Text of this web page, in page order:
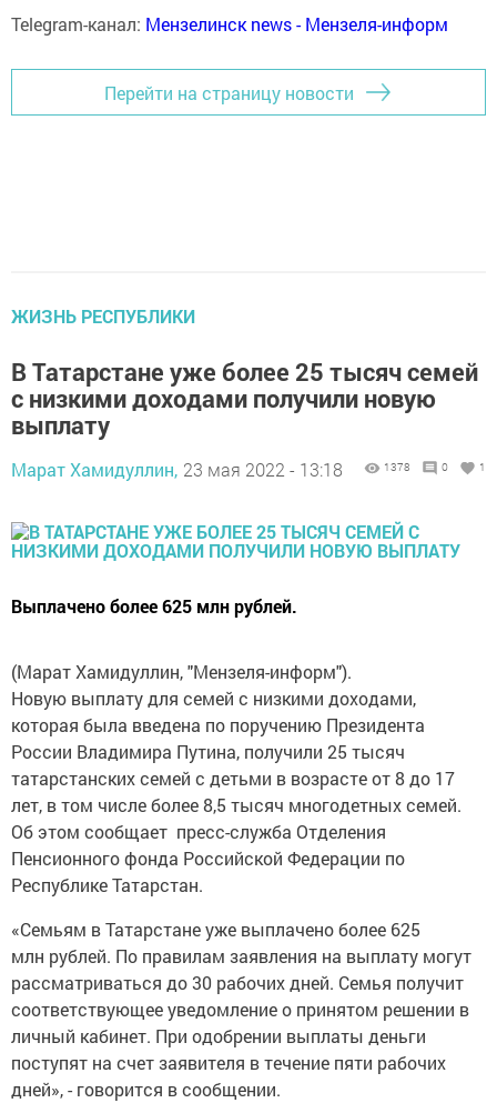
Telegram-канал: Мензелинск news - Мензеля-информ
Перейти на страницу новости
ЖИЗНЬ РЕСПУБЛИКИ
В Татарстане уже более 25 тысяч семей
с низкими доходами получили новую
выплату
Марат Хамидуллин, 23 мая 2022 - 13:18 1378 0 1
Выплачено более 625 млн рублей.
(Марат Хамидуллин, "Мензеля-информ").
Новую выплату для семей с низкими доходами,
которая была введена по поручению Президента
России Владимира Путина, получили 25 тысяч
татарстанских семей с детьми в возрасте от 8 до 17
лет, в том числе более 8,5 тысяч многодетных семей.
Об этом сообщает пресс-служба Отделения
Пенсионного фонда Российской Федерации по
Республике Татарстан.
«Семьям в Татарстане уже выплачено более 625
млн рублей. По правилам заявления на выплату могут
рассматриваться до 30 рабочих дней. Семья получит
соответствующее уведомление о принятом решении в
личный кабинет. При одобрении выплаты деньги
поступят на счет заявителя в течение пяти рабочих
дней», - говорится в сообщении.